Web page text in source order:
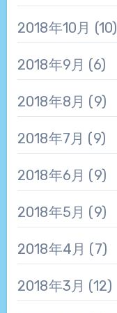
2018年10月 (10)
2018年9月 (6)
2018年8月 (9)
2018年7月 (9)
2018年6月 (9)
2018年5月 (9)
2018年4月 (7)
2018年3月 (12)